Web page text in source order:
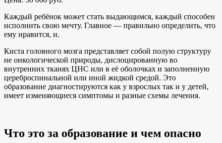
Каждый ребёнок может стать выдающимся, каждый способен
исполнить свою мечту. Главное — правильно определить, что
ему нравится, и.
Киста головного мозга представляет собой полую структуру
не онкологической природы, дислоцированную во
внутренних тканях ЦНС или в её оболочках и заполненную
цереброспинальной или иной жидкой средой. Это
образование диагностируются как у взрослых так и у детей,
имеет изменяющиеся симптомы и разные схемы лечения.
Что это за образование и чем опасно